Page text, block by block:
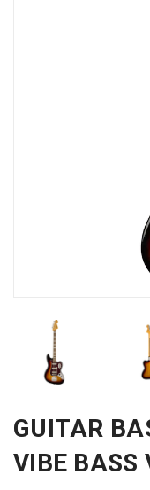
GUITAR
VIBE BASS